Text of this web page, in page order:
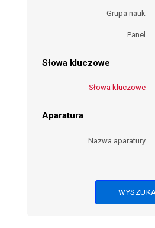
Grupa nauk
Panel
Słowa kluczowe
Słowa kluczowe
Aparatura
Nazwa aparatury